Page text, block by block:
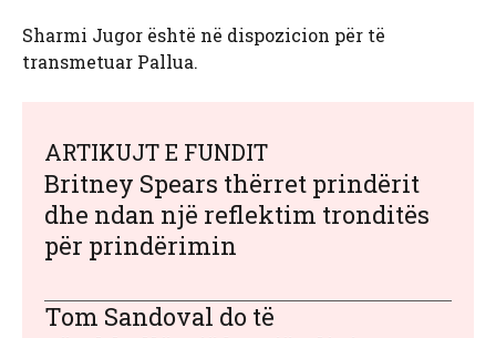
Sharmi Jugor është në dispozicion për të
transmetuar Pallua.
ARTIKUJT E FUNDIT
Britney Spears thërret prindërit
dhe ndan një reflektim tronditës
për prindërimin
Tom Sandoval do të